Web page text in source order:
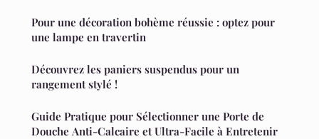
Pour une décoration bohème réussie : optez pour
une lampe en travertin
Découvrez les paniers suspendus pour un
rangement stylé !
Guide Pratique pour Sélectionner une Porte de
Douche Anti-Calcaire et Ultra-Facile à Entretenir